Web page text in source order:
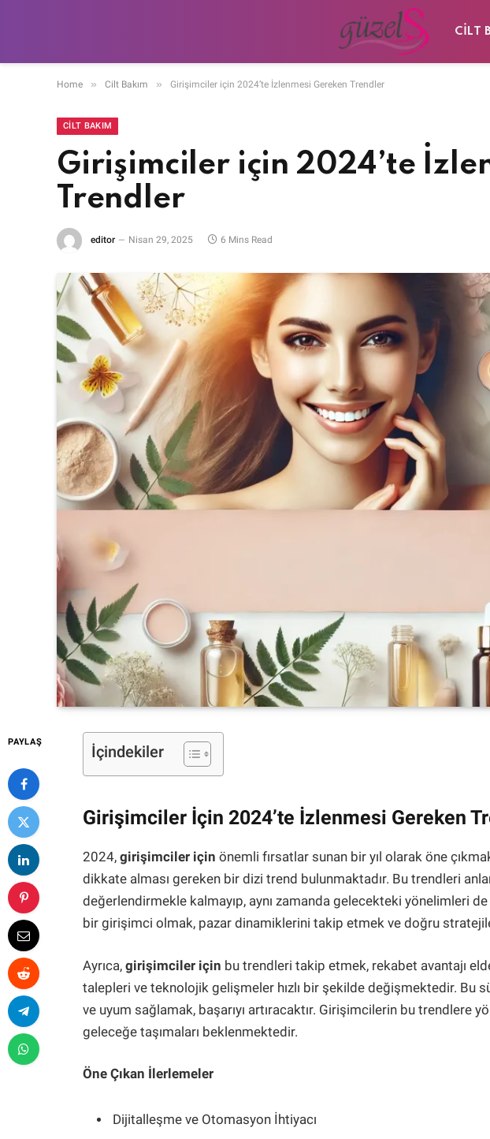
CILT
Home » Cilt Bakım » Girişimciler için 2024’te İzlenmesi Gereken Trendler
CILT BAKIM
Girişimciler için 2024’te
Trendler
editor Nisan 29, 2025 6 Mins Read
PAYLAŞ
İçindekiler
Girişimciler İçin 2024’te İzlenmesi Gereken
2024,girişimciler için önemli fırsatlar sunan bir yıl olarak öne
dikkate alması gereken bir dizi trend bulunmaktadır. Bu trendleri
değerlendirmekle kalmayıp, aynı zamanda gelecekteki yönelimleri de
bir girişimci olmak, pazar dinamiklerini takip etmek ve doğru
Ayrıca,girişimciler için bu trendleri takip etmek, rekabet avantajı
talepleri ve teknolojik gelişmeler hızlı bir şekilde değişmektedir. Bu
ve uyum sağlamak, başarıyı artıracaktır. Girişimcilerin bu trendlere
geleceğe taşımaları beklenmektedir.
Öne Çıkan İlerlemeler
Dijitalleşme ve Otomasyon İhtiyacı